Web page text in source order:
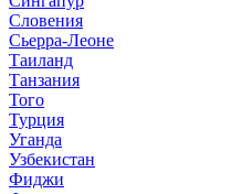
Словения
Сьерра-Леоне
Таиланд
Танзания
Того
Турция
Уганда
Узбекистан
Фиджи